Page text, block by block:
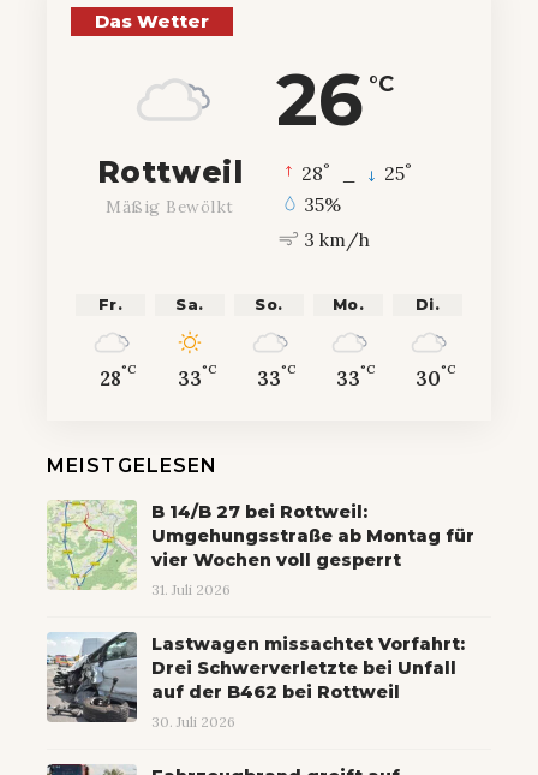
Das Wetter
26 °C
Rottweil
Mäßig Bewölkt
28° 25°
35%
3 km/h
Fr.
28°C
Sa.
33°C
So.
33°C
Mo.
33°C
Di.
30°C
MEISTGELESEN
B 14/B 27 bei Rottweil:
Umgehungsstraße ab Montag für
vier Wochen voll gesperrt
31. Juli 2026
Lastwagen missachtet Vorfahrt:
Drei Schwerverletzte bei Unfall
auf der B462 bei Rottweil
30. Juli 2026